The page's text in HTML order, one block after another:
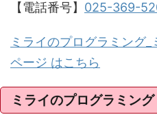
【電話番号】 025-369-
ミライのプログラミング
ページ はこちら
ミライのプログラミン